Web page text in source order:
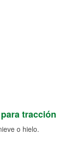
tracción
o hielo.